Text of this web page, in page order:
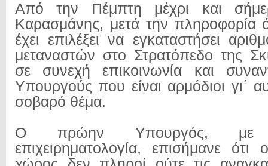
Από την Πέμπτη μέχρι και
Καρασμάνης, μετά την πληροφορία
έχει επιλέξει να εγκαταστήσει
μεταναστών στο Στρατόπεδο της
σε συνεχή επικοινωνία και
Υπουργούς που είναι αρμόδιοι γι΄
σοβαρό θέμα.
Ο πρώην Υπουργός, με
επιχειρηματολογία, επισήμανε ότι